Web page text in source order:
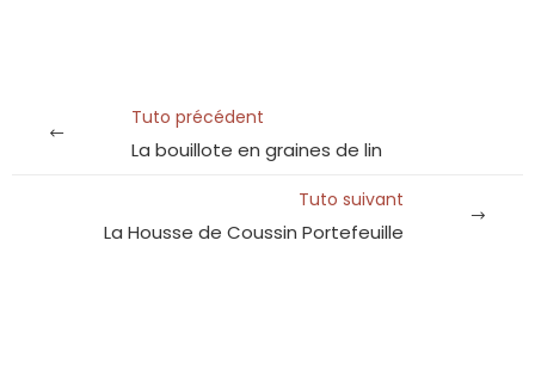
Tuto précédent
La bouillote en graines de lin
Tuto suivant
La Housse de Coussin Portefeuille